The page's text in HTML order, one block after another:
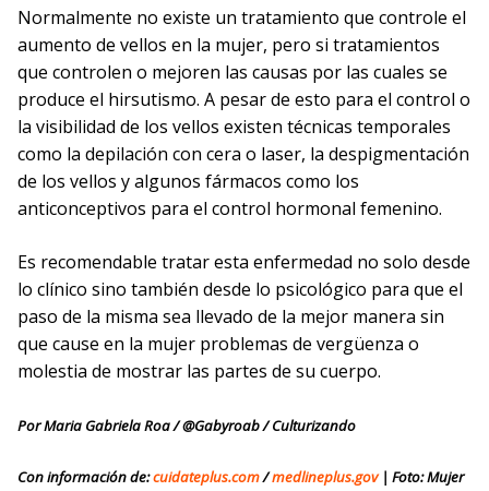
Normalmente no existe un tratamiento que controle el
aumento de vellos en la mujer, pero si tratamientos
que controlen o mejoren las causas por las cuales se
produce el hirsutismo. A pesar de esto para el control o
la visibilidad de los vellos existen técnicas temporales
como la depilación con cera o laser, la despigmentación
de los vellos y algunos fármacos como los
anticonceptivos para el control hormonal femenino.
Es recomendable tratar esta enfermedad no solo desde
lo clínico sino también desde lo psicológico para que el
paso de la misma sea llevado de la mejor manera sin
que cause en la mujer problemas de vergüenza o
molestia de mostrar las partes de su cuerpo.
Por Maria Gabriela Roa / @Gabyroab / Culturizando
Con información de:cuidateplus.com/medlineplus.gov| Foto: Mujer